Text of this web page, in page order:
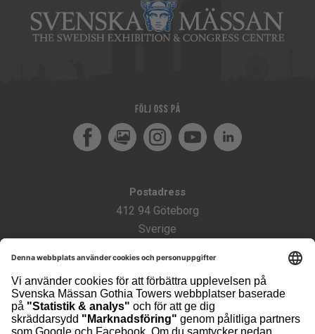
Följ oss på
FacebookMediaPortalInstagramYoutubeLinkedIn
Postadress
412 94 Göteborg
Sverige
Besöksadress
Svenska Mässan
Mässans Gata/Korsvägen
Kontakt